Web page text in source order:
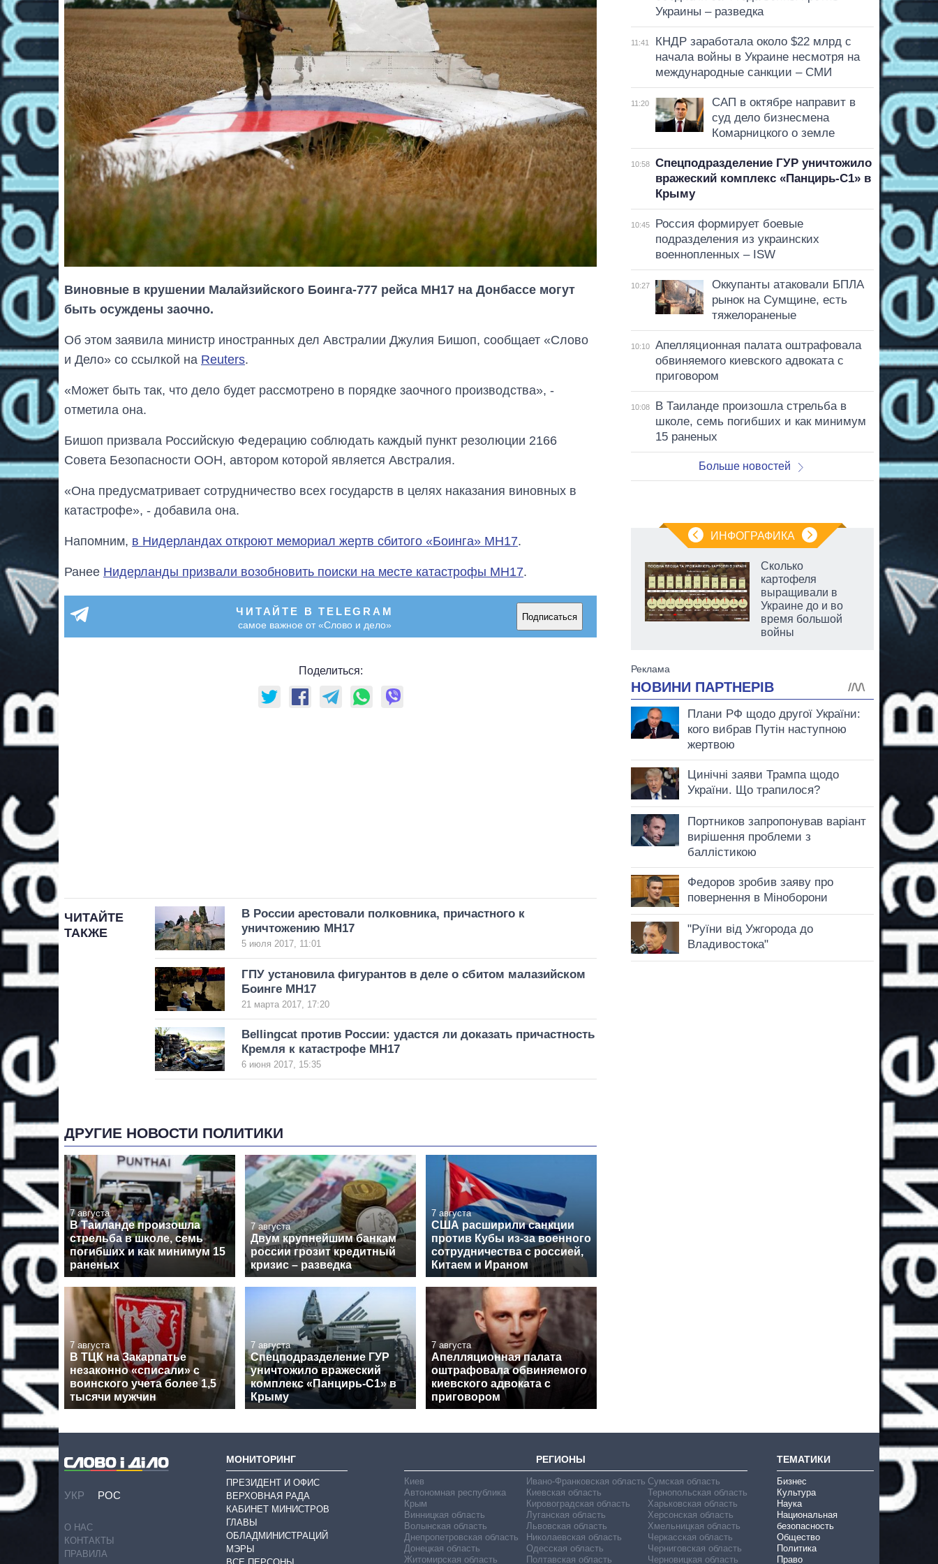
Виновные в крушении Малайзийского Боинга-777 рейса МН17 на Донбассе могут
быть осуждены заочно.
Об этом заявила министр иностранных дел Австралии Джулия Бишоп, сообщает «Слово
и Дело» со ссылкой на Reuters.
«Может быть так, что дело будет рассмотрено в порядке заочного производства», -
отметила она.
Бишоп призвала Российскую Федерацию соблюдать каждый пункт резолюции 2166
Совета Безопасности ООН, автором которой является Австралия.
«Она предусматривает сотрудничество всех государств в целях наказания виновных в
катастрофе», - добавила она.
Напомним, в Нидерландах откроют мемориал жертв сбитого «Боинга» MH17.
Ранее Нидерланды призвали возобновить поиски на месте катастрофы MH17.
ЧИТАЙТЕ В TELEGRAM
самое важное от «Слово и дело»
Подписаться
Поделиться:
ЧИТАЙТЕ
ТАКЖЕ
В России арестовали полковника, причастного к
уничтожению MH17
5 июля 2017, 11:01
ГПУ установила фигурантов в деле о сбитом малазийском
Боинге МН17
21 марта 2017, 17:20
Bellingcat против России: удастся ли доказать причастность
Кремля к катастрофе MH17
6 июня 2017, 15:35
ДРУГИЕ НОВОСТИ ПОЛИТИКИ
7 августа
В Таиланде произошла
стрельба в школе, семь
погибших и как минимум 15
раненых
7 августа
Двум крупнейшим банкам
россии грозит кредитный
кризис – разведка
7 августа
США расширили санкции
против Кубы из-за военного
сотрудничества с россией,
Китаем и Ираном
7 августа
В ТЦК на Закарпатье
незаконно «списали» с
воинского учета более 1,5
тысячи мужчин
7 августа
Спецподразделение ГУР
уничтожило вражеский
комплекс «Панцирь-С1» в
Крыму
7 августа
Апелляционная палата
оштрафовала обвиняемого
киевского адвоката с
приговором
Украины – разведка
11:41
КНДР заработала около $22 млрд с
начала войны в Украине несмотря на
международные санкции – СМИ
11:20
САП в октябре направит в
суд дело бизнесмена
Комарницкого о земле
10:58
Спецподразделение ГУР уничтожило
вражеский комплекс «Панцирь-С1» в
Крыму
10:45
Россия формирует боевые
подразделения из украинских
военнопленных – ISW
10:27
Оккупанты атаковали БПЛА
рынок на Сумщине, есть
тяжелораненые
10:10
Апелляционная палата оштрафовала
обвиняемого киевского адвоката с
приговором
10:08
В Таиланде произошла стрельба в
школе, семь погибших и как минимум
15 раненых
Больше новостей
ИНФОГРАФИКА
Как изменился
бюджет
обороны за 13 лет
войны с россией
Сколько
картофеля
выращивали в
Украине до и во
время большой
войны
УКР РОС
О НАС
КОНТАКТЫ
ПРАВИЛА
МОНИТОРИНГ
ПРЕЗИДЕНТ И ОФИС
ВЕРХОВНАЯ РАДА
КАБИНЕТ МИНИСТРОВ
ГЛАВЫ
ОБЛАДМИНИСТРАЦИЙ
МЭРЫ
РЕГИОНЫ
Киев
Автономная республика
Крым
Винницкая область
Волынская область
Днепропетровская область
Донецкая область
Житомирская область
Ивано-Франковская область
Киевская область
Кировоградская область
Луганская область
Львовская область
Николаевская область
Одесская область
Полтавская область
Сумская область
Тернопольская область
Харьковская область
Херсонская область
Хмельницкая область
Черкасская область
Черниговская область
Черновицкая область
ТЕМАТИКИ
Бизнес
Культура
Наука
Национальная
безопасность
Общество
Политика
Право